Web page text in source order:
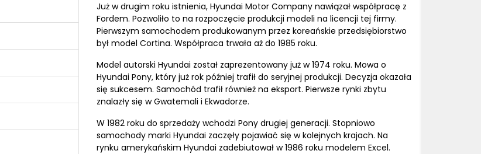
Już w drugim roku istnienia, Hyundai Motor Company nawiązał współpracę z
Fordem. Pozwoliło to na rozpoczęcie produkcji modeli na licencji tej firmy.
Pierwszym samochodem produkowanym przez koreańskie przedsiębiorstwo
był model Cortina. Współpraca trwała aż do 1985 roku.
Model autorski Hyundai został zaprezentowany już w 1974 roku. Mowa o
Hyundai Pony, który już rok później trafił do seryjnej produkcji. Decyzja okazała
się sukcesem. Samochód trafił również na eksport. Pierwsze rynki zbytu
znalazły się w Gwatemali i Ekwadorze.
W 1982 roku do sprzedaży wchodzi Pony drugiej generacji. Stopniowo
samochody marki Hyundai zaczęły pojawiać się w kolejnych krajach. Na
rynku amerykańskim Hyundai zadebiutował w 1986 roku modelem Excel.